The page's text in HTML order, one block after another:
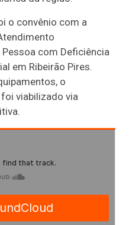
o convênio com a
com Deficiência
em Ribeirão Pires.
o
viabilizado via